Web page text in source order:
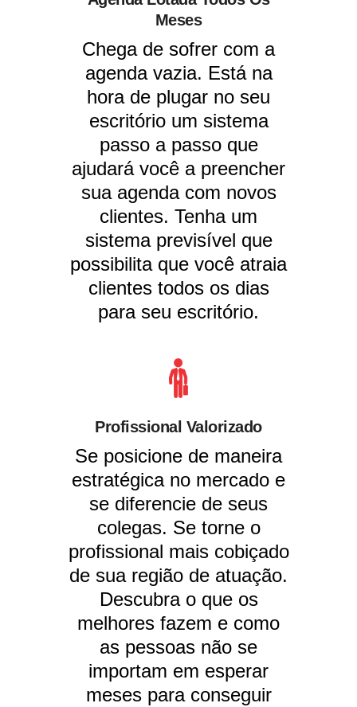
Meses
Chega de sofrer com a
agenda vazia. Está na
hora de plugar no seu
escritório um sistema
passo a passo que
ajudará você a preencher
sua agenda com novos
clientes. Tenha um
sistema previsível que
possibilita que você atraia
clientes todos os dias
para seu escritório.
Profissional Valorizado
Se posicione de maneira
estratégica no mercado e
se diferencie de seus
colegas. Se torne o
profissional mais cobiçado
de sua região de atuação.
Descubra o que os
melhores fazem e como
as pessoas não se
importam em esperar
meses para conseguir